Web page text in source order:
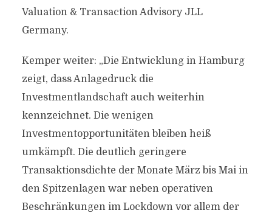
Valuation & Transaction Advisory JLL
Germany.
Kemper weiter: „Die Entwicklung in Hamburg
zeigt, dass Anlagedruck die
Investmentlandschaft auch weiterhin
kennzeichnet. Die wenigen
Investmentopportunitäten bleiben heiß
umkämpft. Die deutlich geringere
Transaktionsdichte der Monate März bis Mai in
den Spitzenlagen war neben operativen
Beschränkungen im Lockdown vor allem der